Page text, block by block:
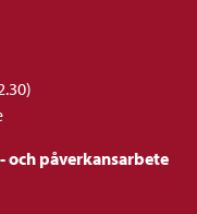
och påverkansarbete